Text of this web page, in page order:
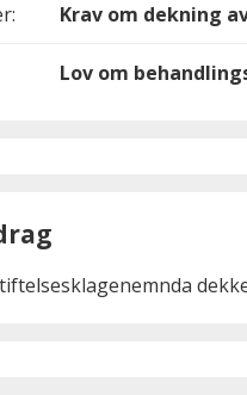
Krav om dekning
Lov om